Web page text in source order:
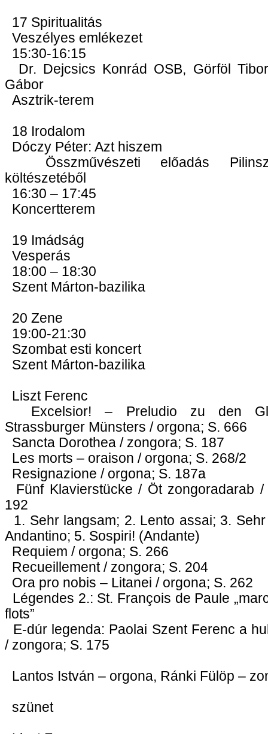
17 Spiritualitás
Veszélyes emlékezet
15:30-16:15
Dr. Dejcsics Konrád OSB, Görföl
Gábor
Asztrik-terem
18 Irodalom
Dóczy Péter: Azt hiszem
Összművészeti előadás
költészetéből
16:30 – 17:45
Koncertterem
19 Imádság
Vesperás
18:00 – 18:30
Szent Márton-bazilika
20 Zene
19:00-21:30
Szombat esti koncert
Szent Márton-bazilika
Liszt Ferenc
Excelsior! – Preludio zu den
Strassburger Münsters / orgona; S. 666
Sancta Dorothea / zongora; S. 187
Les morts – oraison / orgona; S. 268/2
Resignazione / orgona; S. 187a
Fünf Klavierstücke / Öt zongoradarab /
192
1. Sehr langsam; 2. Lento assai; 3.
Andantino; 5. Sospiri! (Andante)
Requiem / orgona; S. 266
Recueillement / zongora; S. 204
Ora pro nobis – Litanei / orgona; S. 262
Légendes 2.: St. François de Paule
flots”
E-dúr legenda: Paolai Szent Ferenc a
/ zongora; S. 175
Lantos István – orgona, Ránki Fülöp –
szünet